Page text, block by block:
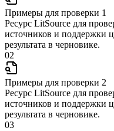
Примеры для проверки 1
Ресурс LitSource для
источников и поддержки
результата в черновике.
02
Примеры для проверки 2
Ресурс LitSource для
источников и поддержки
результата в черновике.
03